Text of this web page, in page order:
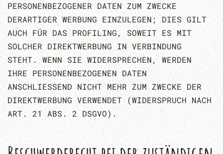
PERSONENBEZOGENER DATEN ZUM ZWECKE
DERARTIGER WERBUNG EINZULEGEN; DIES GILT
AUCH FÜR DAS PROFILING, SOWEIT ES MIT
SOLCHER DIREKTWERBUNG IN VERBINDUNG
STEHT. WENN SIE WIDERSPRECHEN, WERDEN
IHRE PERSONENBEZOGENEN DATEN
ANSCHLIESSEND NICHT MEHR ZUM ZWECKE DER
DIREKTWERBUNG VERWENDET (WIDERSPRUCH NACH
ART. 21 ABS. 2 DSGVO).